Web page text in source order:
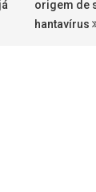
origem de
hantavírus